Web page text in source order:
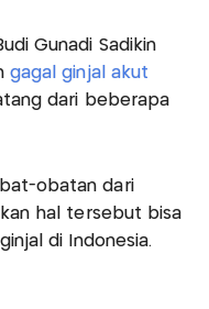
Gunadi Sadikin
gagal ginjal akut
dari beberapa
obatan dari
hal tersebut bisa
di Indonesia.